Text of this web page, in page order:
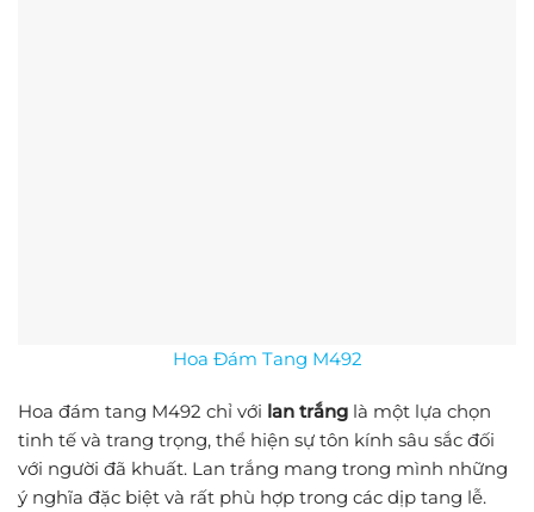
Hoa Đám Tang M492
Hoa đám tang M492 chỉ với lan trắng là một lựa chọn
tinh tế và trang trọng, thể hiện sự tôn kính sâu sắc đối
với người đã khuất. Lan trắng mang trong mình những
ý nghĩa đặc biệt và rất phù hợp trong các dịp tang lễ.